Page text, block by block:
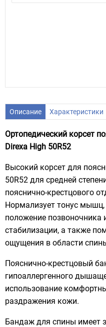
Описание Характеристики
Ортопедический корсет
Direxa High 50R52
Высокий корсет для
50R52 для средней
пояснично-крестцового
Нормализует тонус
положение позвоночника
стабилизации, а также
ощущения в области
Пояснично-крестцовый
гипоаллергенного
использование
раздражения кожи.
Бандаж для спины имеет